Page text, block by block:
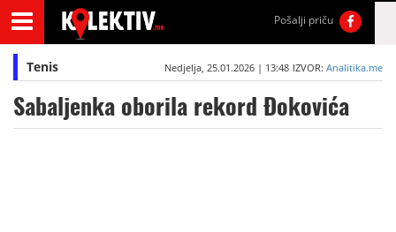
Pošalji priču
Tenis Nedjelja, 25.01.2026 | 13:48 IZVOR: Analitika.me
Sabaljenka oborila rekord Đokovića